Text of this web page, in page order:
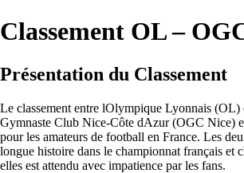
Classement OL –
Présentation du Classement
Le classement entre lOlympique Lyonnais
Gymnaste Club Nice-Côte dAzur (OGC Nice)
pour les amateurs de football en France. Les
longue histoire dans le championnat français et
elles est attendu avec impatience par les fans.